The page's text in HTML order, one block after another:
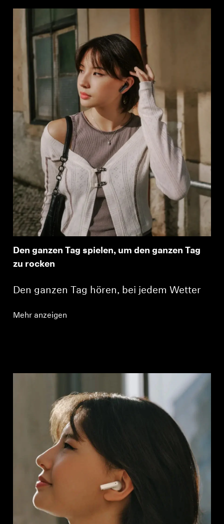
Den ganzen Tag spielen, um den ganzen Tag
zu rocken
Den ganzen Tag hören, bei jedem Wetter
Mehr anzeigen